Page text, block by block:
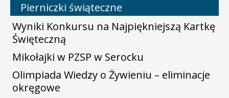
Pierniczki świąteczne
Wyniki Konkursu na Najpiękniejszą Kartkę
Święteczną
Mikołajki w PZSP w Serocku
Olimpiada Wiedzy o Żywieniu – eliminacje
okręgowe